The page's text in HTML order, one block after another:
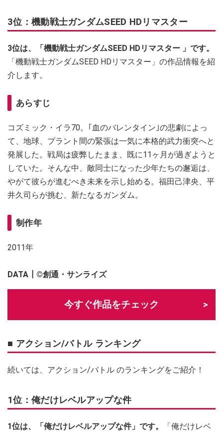
3位：機動戦士ガンダムSEED HDリマスター
3位は、「機動戦士ガンダムSEED HDリマスター 」です。
「機動戦士ガンダムSEED HDリマスター」の作品情報を紹
介します。
あらすじ
コズミック・イラ70。｢血のバレンタイン｣の悲劇によっ
て、地球、プラント間の緊張は一気に本格的武力衝突へと
発展した。戦局は疲弊したまま、既に11ヶ月が過ぎようと
していた。そんな中、敵同士になった少年たちの邂逅は、
やがて彼らが進むべき未来を示し始める。福田己津央、平
井久司らが挑む、新たなるガンダム。
制作年
2011年
DATA┃ ©創通・サンライズ
今すぐ作品をチェック
■ アクション/バトル ランキング
続いては、アクション/バトル のランキングをご紹介！
1位：俺だけレベルアップな件
1位は、「俺だけレベルアップな件」です。
「俺だけレベ